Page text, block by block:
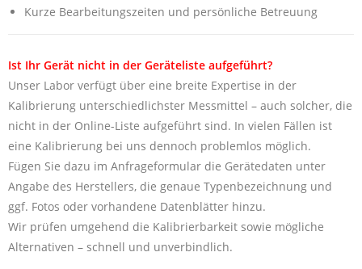
Kurze Bearbeitungszeiten und persönliche Betreuung
Ist Ihr Gerät nicht in der Geräteliste aufgeführt?
Unser Labor verfügt über eine breite Expertise in der
Kalibrierung unterschiedlichster Messmittel – auch solcher, die
nicht in der Online-Liste aufgeführt sind. In vielen Fällen ist
eine Kalibrierung bei uns dennoch problemlos möglich.
Fügen Sie dazu im Anfrageformular die Gerätedaten unter
Angabe des Herstellers, die genaue Typenbezeichnung und
ggf. Fotos oder vorhandene Datenblätter hinzu.
Wir prüfen umgehend die Kalibrierbarkeit sowie mögliche
Alternativen – schnell und unverbindlich.